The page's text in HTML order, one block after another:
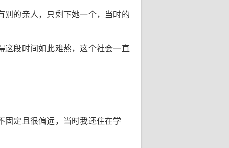
别的亲人，只剩下她一个，当时的
这段时间如此难熬，这个社会一直
固定且很偏远，当时我还住在学